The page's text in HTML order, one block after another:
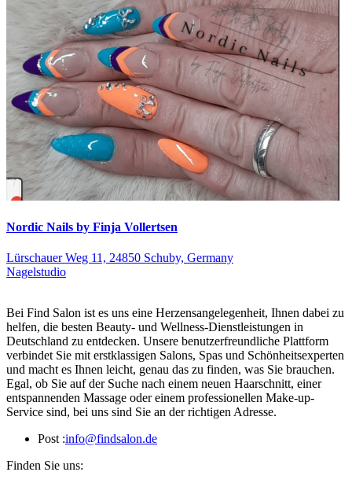
Nordic Nails by Finja Vollertsen
Lürschauer Weg 11, 24850 Schuby, Germany
Nagelstudio
Bei Find Salon ist es uns eine Herzensangelegenheit, Ihnen dabei zu
helfen, die besten Beauty- und Wellness-Dienstleistungen in
Deutschland zu entdecken. Unsere benutzerfreundliche Plattform
verbindet Sie mit erstklassigen Salons, Spas und Schönheitsexperten
und macht es Ihnen leicht, genau das zu finden, was Sie brauchen.
Egal, ob Sie auf der Suche nach einem neuen Haarschnitt, einer
entspannenden Massage oder einem professionellen Make-up-
Service sind, bei uns sind Sie an der richtigen Adresse.
Post :info@findsalon.de
Finden Sie uns: